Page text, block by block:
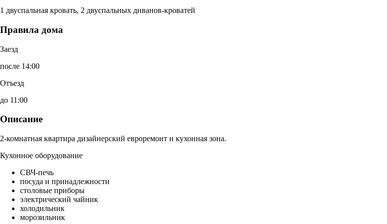
1 двуспальная кровать, 2 двуспальных диванов-кроватей
Правила дома
Заезд
после 14:00
Отъезд
до 11:00
Описание
2-комнатная квартира дизайнерский евроремонт и кухонная зона.
Кухонное оборудование
СВЧ-печь
посуда и принадлежности
столовые приборы
электрический чайник
холодильник
морозильник